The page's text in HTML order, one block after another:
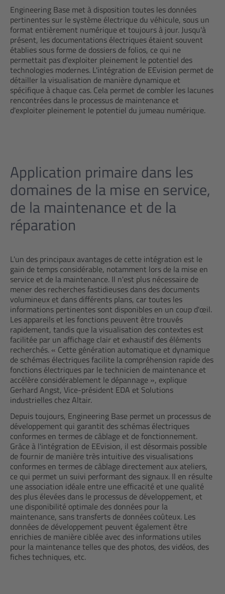
Engineering Base met à disposition toutes les données
pertinentes sur le système électrique du véhicule, sous un
format entièrement numérique et toujours à jour. Jusqu'à
présent, les documentations électriques étaient souvent
établies sous forme de dossiers de folios, ce qui ne
permettait pas d'exploiter pleinement le potentiel des
technologies modernes. L'intégration de EEvision permet de
détailler la visualisation de manière dynamique et
spécifique à chaque cas. Cela permet de combler les lacunes
rencontrées dans le processus de maintenance et
d'exploiter pleinement le potentiel du jumeau numérique.
Application primaire dans les
domaines de la mise en service,
de la maintenance et de la
réparation
L'un des principaux avantages de cette intégration est le
gain de temps considérable, notamment lors de la mise en
service et de la maintenance. Il n'est plus nécessaire de
mener des recherches fastidieuses dans des documents
volumineux et dans différents plans, car toutes les
informations pertinentes sont disponibles en un coup d'œil.
Les appareils et les fonctions peuvent être trouvés
rapidement, tandis que la visualisation des contextes est
facilitée par un affichage clair et exhaustif des éléments
recherchés. « Cette génération automatique et dynamique
de schémas électriques facilite la compréhension rapide des
fonctions électriques par le technicien de maintenance et
accélère considérablement le dépannage », explique
Gerhard Angst, Vice-président EDA et Solutions
industrielles chez Altair.
Depuis toujours, Engineering Base permet un processus de
développement qui garantit des schémas électriques
conformes en termes de câblage et de fonctionnement.
Grâce à l'intégration de EEvision, il est désormais possible
de fournir de manière très intuitive des visualisations
conformes en termes de câblage directement aux ateliers,
ce qui permet un suivi performant des signaux. Il en résulte
une association idéale entre une efficacité et une qualité
des plus élevées dans le processus de développement, et
une disponibilité optimale des données pour la
maintenance, sans transferts de données coûteux. Les
données de développement peuvent également être
enrichies de manière ciblée avec des informations utiles
pour la maintenance telles que des photos, des vidéos, des
fiches techniques, etc.